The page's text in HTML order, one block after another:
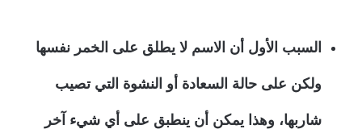
السبب الأول أن الاسم لا يطلق على الخمر نفسها
ولكن على حالة السعادة أو النشوة التي تصيب
شاربها، وهذا يمكن أن ينطبق على أي شيء آخر